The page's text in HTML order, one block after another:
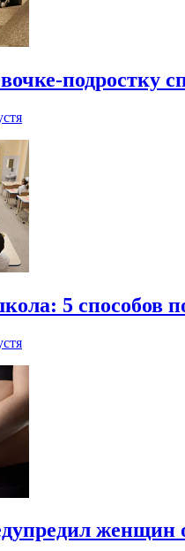
подростку
5 способов
женщин